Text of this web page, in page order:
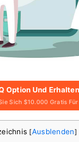
Option Und
Sich $10.000 Gratis
[Ausblenden]